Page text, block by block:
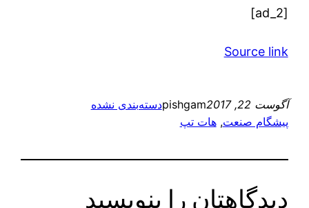
[ad_2]
Source link
آگوست 22, 2017 pishgamدسته‌بندی نشده
پیشگام صنعت, هات تپ
دیدگاهتان را بنویسید